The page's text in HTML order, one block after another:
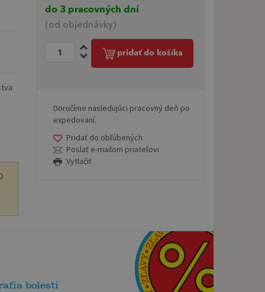
do 3 pracovných dní
(od objednávky)
pridať do košíka
Doručíme nasledujúci pracovný deň po
expedovaní.
Pridať do obľúbených
Poslať e-mailom priateľovi
Vytlačiť
bolesti